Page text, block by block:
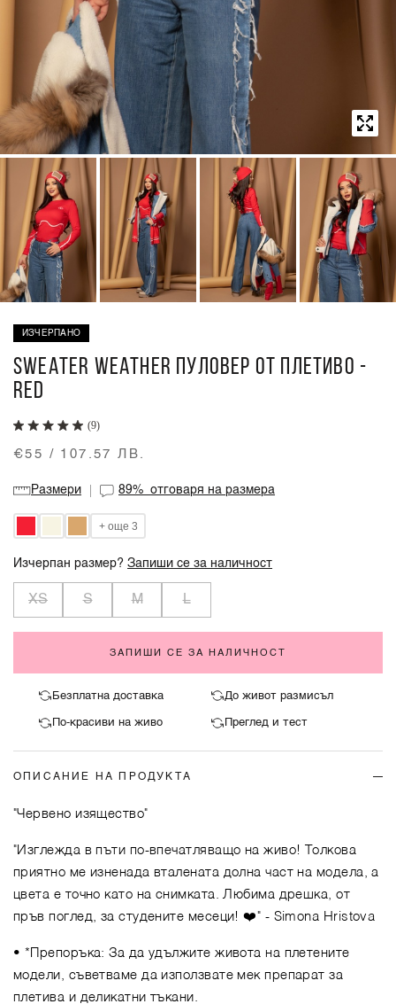
ИЗЧЕРПАНО
SWEATER WEATHER ПУЛОВЕР ОТ ПЛЕТИВО -
RED
(9)
€55 / 107.57 ЛВ.
Размери 89%отговаря на размера
+ още 3
Изчерпан размер?Запиши се за наличност
XS S M L
ЗАПИШИ СЕ ЗА НАЛИЧНОСТ
Безплатна доставка До живот размисъл
По-красиви на живо Преглед и тест
ОПИСАНИЕ НА ПРОДУКТА
"Червено изящество"
"Изглежда в пъти по-впечатляващо на живо! Толкова
приятно ме изненада вталената долна част на модела, а
цвета е точно като на снимката. Любима дрешка, от
пръв поглед, за студените месеци! ❤️" - Simona Hristova
• *Препоръка: За да удължите живота на плетените
модели, съветваме да използвате мек препарат за
плетива и деликатни тъкани.